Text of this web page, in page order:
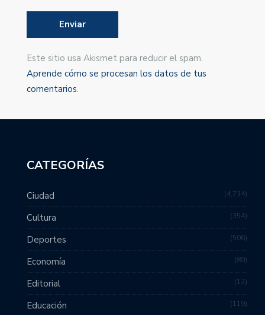
Este sitio usa Akismet para reducir el spam.
Aprende cómo se procesan los datos de tus
comentarios.
CATEGORÍAS
Ciudad 4,734
Cultura 354
Deportes 506
Economía 89
Editorial 12
Educación 119